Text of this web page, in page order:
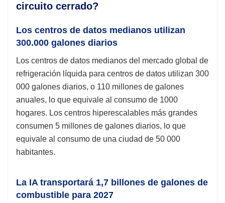
circuito cerrado?
Los centros de datos medianos utilizan
300.000 galones diarios
Los centros de datos medianos del mercado global de
refrigeración líquida para centros de datos utilizan 300
000 galones diarios, o 110 millones de galones
anuales, lo que equivale al consumo de 1000
hogares. Los centros hiperescalables más grandes
consumen 5 millones de galones diarios, lo que
equivale al consumo de una ciudad de 50 000
habitantes.
La IA transportará 1,7 billones de galones de
combustible para 2027